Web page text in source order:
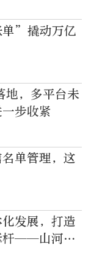
”撬动万亿
，多平台未
步收紧
单管理，这
发展，打造
杆——山河湾